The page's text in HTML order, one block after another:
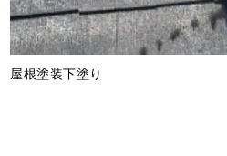
屋根塗装下塗り